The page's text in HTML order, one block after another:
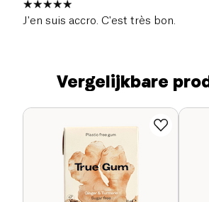
J'en suis accro. C'est très bon.
Vergelijkbare